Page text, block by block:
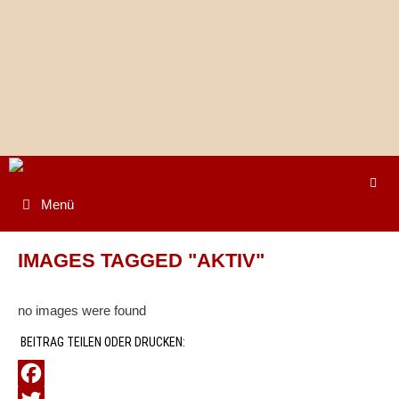
Menü
IMAGES TAGGED "AKTIV"
no images were found
BEITRAG TEILEN ODER DRUCKEN: